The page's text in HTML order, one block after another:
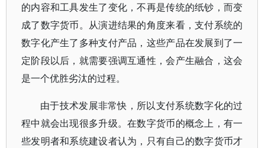
的内容和工具发生了变化，不再是传统的纸钞，而变
成了数字货币。从演进结果的角度来看，支付系统的
数字化产生了多种支付产品，这些产品在发展到了一
定阶段以后，就需要强调互通性，会产生融合，这会
是一个优胜劣汰的过程。
由于技术发展非常快，所以支付系统数字化的过
程中就会出现很多升级。在数字货币的概念上，有一
些发明者和系统建设者认为，只有自己的数字货币才